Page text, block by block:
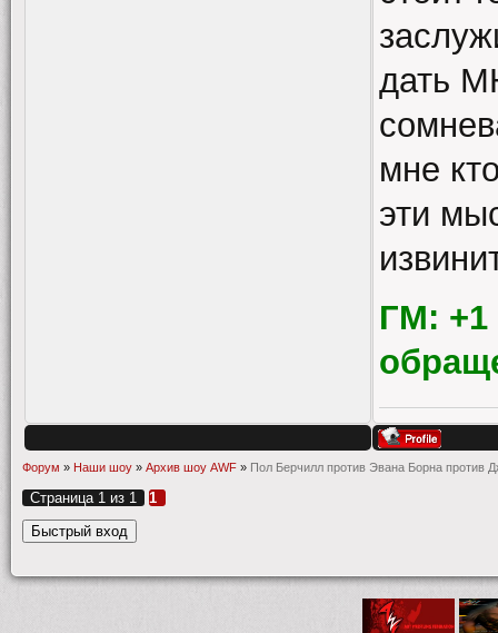
дать
мне
эти
ГМ: +1
Форум » Наши шоу » Архив шоу AWF » Пол Берчилл против Эвана Борна против
Страница 1 из 1 1